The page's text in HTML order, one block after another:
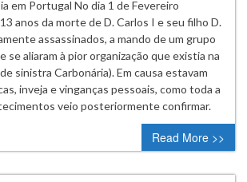
em Portugal No dia 1 de Fevereiro
anos da morte de D. Carlos I e seu filho D.
assassinados, a mando de um grupo
se aliaram à pior organização que existia na
sinistra Carbonária). Em causa estavam
inveja e vinganças pessoais, como toda a
veio posteriormente confirmar.
Read More >>